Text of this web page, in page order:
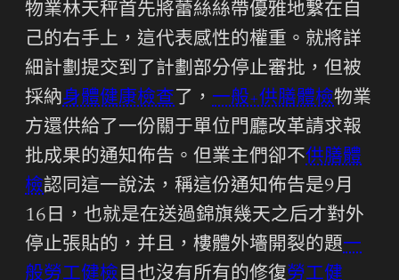
物業林天秤首先將蕾絲絲帶優雅地繫在自
己的右手上，這代表感性的權重。就將詳
細計劃提交到了計劃部分停止審批，但被
採納身體健康檢查 了， 一般+供膳體檢物業
方還供給了一份關于單位門廳改革請求報
批成果的通知佈告。但業主們卻不供膳體
檢認同這一說法，稱這份通知佈告是9月
16日，也就是在送過錦旗幾天之后才對外
停止張貼的，并且，樓體外墻開裂的題一
般勞工健檢 目也沒有所有的修復勞工健